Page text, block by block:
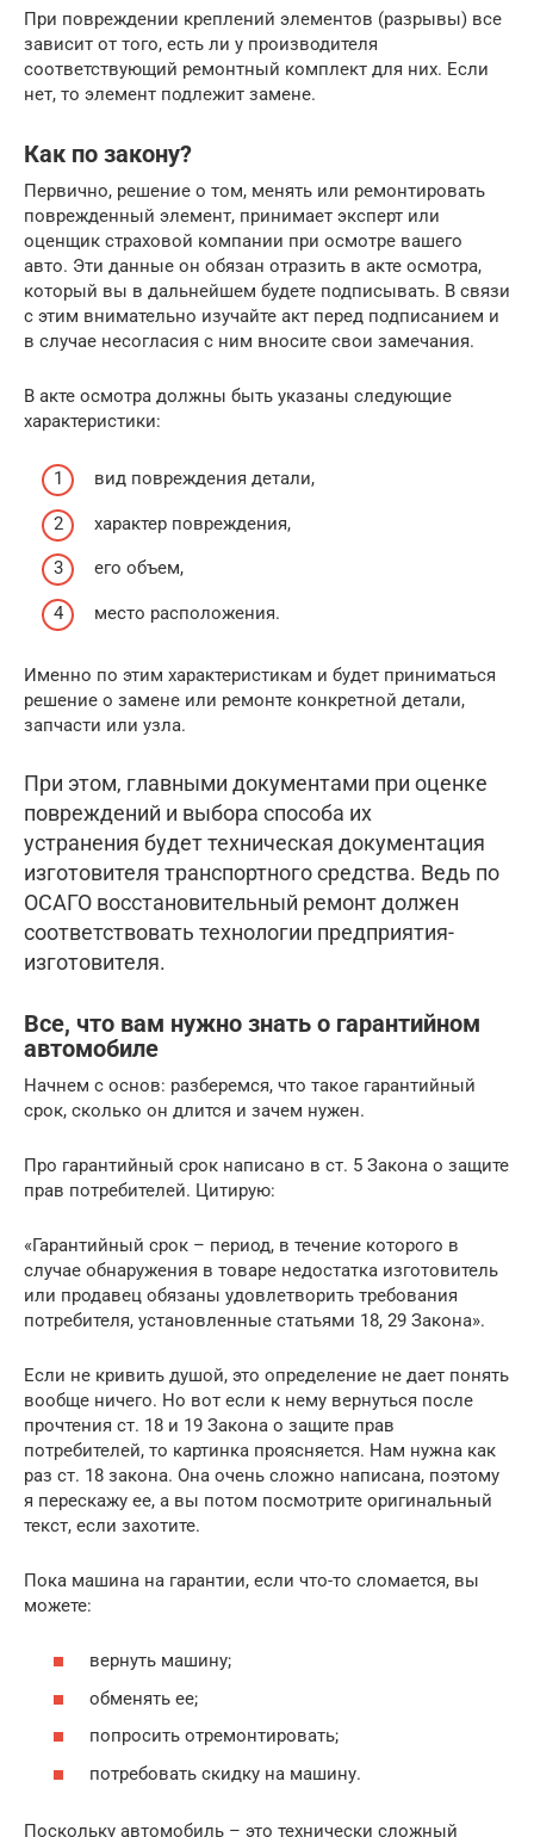
При повреждении креплений элементов (разрывы) все
зависит от того, есть ли у производителя
соответствующий ремонтный комплект для них. Если
нет, то элемент подлежит замене.
Как по закону?
Первично, решение о том, менять или ремонтировать
поврежденный элемент, принимает эксперт или
оценщик страховой компании при осмотре вашего
авто. Эти данные он обязан отразить в акте осмотра,
который вы в дальнейшем будете подписывать. В связи
с этим внимательно изучайте акт перед подписанием и
в случае несогласия с ним вносите свои замечания.
В акте осмотра должны быть указаны следующие
характеристики:
вид повреждения детали,
характер повреждения,
его объем,
место расположения.
Именно по этим характеристикам и будет приниматься
решение о замене или ремонте конкретной детали,
запчасти или узла.
При этом, главными документами при оценке
повреждений и выбора способа их
устранения будет техническая документация
изготовителя транспортного средства. Ведь по
ОСАГО восстановительный ремонт должен
соответствовать технологии предприятия-
изготовителя.
Все, что вам нужно знать о гарантийном
автомобиле
Начнем с основ: разберемся, что такое гарантийный
срок, сколько он длится и зачем нужен.
Про гарантийный срок написано в ст. 5 Закона о защите
прав потребителей. Цитирую:
«Гарантийный срок – период, в течение которого в
случае обнаружения в товаре недостатка изготовитель
или продавец обязаны удовлетворить требования
потребителя, установленные статьями 18, 29 Закона».
Если не кривить душой, это определение не дает понять
вообще ничего. Но вот если к нему вернуться после
прочтения ст. 18 и 19 Закона о защите прав
потребителей, то картинка проясняется. Нам нужна как
раз ст. 18 закона. Она очень сложно написана, поэтому
я перескажу ее, а вы потом посмотрите оригинальный
текст, если захотите.
Пока машина на гарантии, если что-то сломается, вы
можете:
вернуть машину;
обменять ее;
попросить отремонтировать;
потребовать скидку на машину.
Поскольку автомобиль – это технически сложный